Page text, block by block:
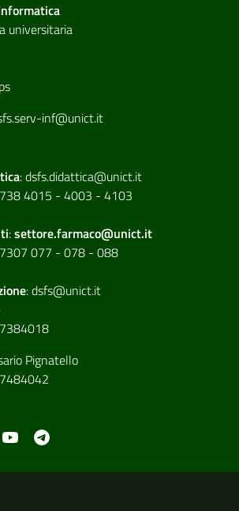
universitaria
inf@unict.it
:dsfs.didattica@unict.it
4015 - 4003 - 4103
:settore.farmaco@unict.it
077 - 078 - 088
:dsfs@unict.it
Pignatello
utili